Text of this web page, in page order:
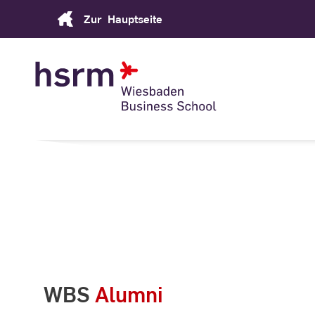
Zur Hauptseite
WBSAlumni